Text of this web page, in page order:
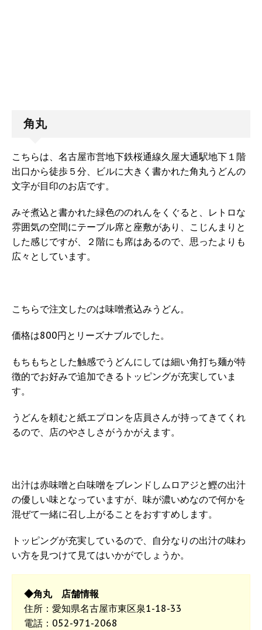
角丸
こちらは、名古屋市営地下鉄桜通線久屋大通駅地下１階
出口から徒歩５分、ビルに大きく書かれた角丸うどんの
文字が目印のお店です。
みそ煮込と書かれた緑色ののれんをくぐると、レトロな
雰囲気の空間にテーブル席と座敷があり、こじんまりと
した感じですが、２階にも席はあるので、思ったよりも
広々としています。
こちらで注文したのは味噌煮込みうどん。
価格は800円とリーズナブルでした。
もちもちとした触感でうどんにしては細い角打ち麺が特
徴的でお好みで追加できるトッピングが充実していま
す。
うどんを頼むと紙エプロンを店員さんが持ってきてくれ
るので、店のやさしさがうかがえます。
出汁は赤味噌と白味噌をブレンドしムロアジと鰹の出汁
の優しい味となっていますが、味が濃いめなので何かを
混ぜて一緒に召し上がることをおすすめします。
トッピングが充実しているので、自分なりの出汁の味わ
い方を見つけて見てはいかがでしょうか。
◆角丸 店舗情報
住所：愛知県名古屋市東区泉1-18-33
電話：052-971-2068